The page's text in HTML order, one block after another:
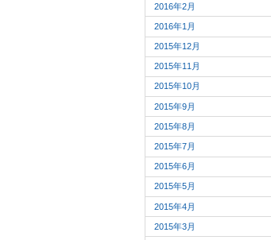
2016年2月
2016年1月
2015年12月
2015年11月
2015年10月
2015年9月
2015年8月
2015年7月
2015年6月
2015年5月
2015年4月
2015年3月